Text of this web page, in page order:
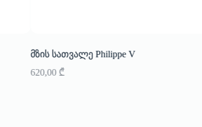
მზის სათვალე Philippe V
620,00 ₾